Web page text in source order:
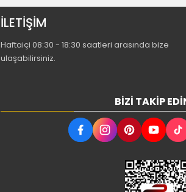
İLETİŞİM
Haftaiçi 08:30 - 18:30 saatleri arasında bize
ulaşabilirsiniz.
BIZI TAKIP